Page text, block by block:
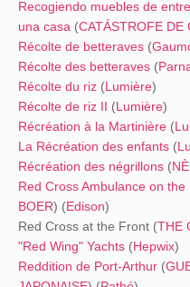
Recogiendo muebles de
una casa (CATÁSTROFE DE
Récolte de betteraves (
Récolte des betteraves (
Récolte du riz (Lumière)
Récolte de riz II (Lumière)
Récréation à la Martinière (
La Récréation des enfants (
Récréation des négrillons (
Red Cross Ambulance on the
BOER) (Edison)
Red Cross at the Front (THE
"Red Wing" Yachts (Hepwix)
Reddition de Port-Arthur (